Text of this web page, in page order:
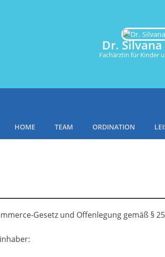
Dr.
Fachärztin für Kinder
HOME TEAM ORDINATION
Gesetz und Offenlegung gemäß §